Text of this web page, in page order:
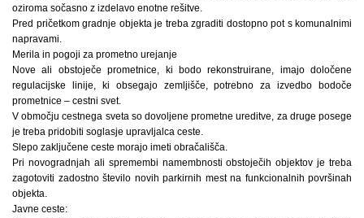
oziroma sočasno z izdelavo enotne rešitve.
Pred pričetkom gradnje objekta je treba zgraditi dostopno pot s komunalnimi
napravami.
Merila in pogoji za prometno urejanje
Nove ali obstoječe prometnice, ki bodo rekonstruirane, imajo določene
regulacijske linije, ki obsegajo zemljišče, potrebno za izvedbo bodoče
prometnice – cestni svet.
V območju cestnega sveta so dovoljene prometne ureditve, za druge posege
je treba pridobiti soglasje upravljalca ceste.
Slepo zaključene ceste morajo imeti obračališča.
Pri novogradnjah ali spremembi namembnosti obstoječih objektov je treba
zagotoviti zadostno število novih parkirnih mest na funkcionalnih površinah
objekta.
Javne ceste: